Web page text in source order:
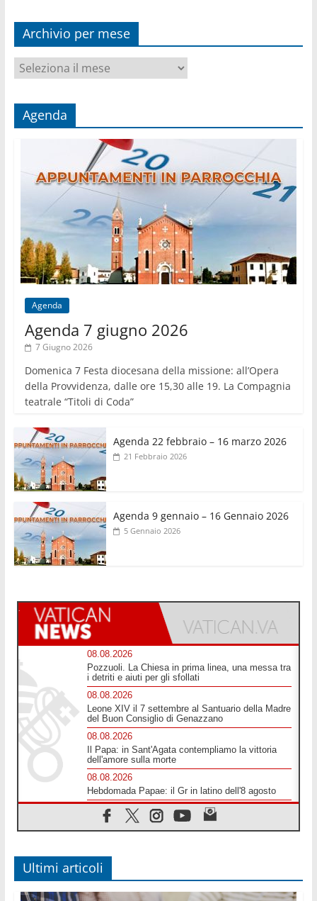
Archivio per mese
Archivio
per
Agenda
Agenda
Agenda 7 giugno 2026
7 Giugno 2026
Domenica 7 Festa diocesana della missione: all’Opera
della Provvidenza, dalle ore 15,30 alle 19. La Compagnia
teatrale “Titoli di Coda”
Agenda 22 febbraio – 16 marzo 2026
21 Febbraio 2026
Agenda 9 gennaio – 16 Gennaio 2026
5 Gennaio 2026
08.08.2026
Pozzuoli. La Chiesa in prima linea, una messa tra
i detriti e aiuti per gli sfollati
08.08.2026
Leone XIV il 7 settembre al Santuario della Madre
del Buon Consiglio di Genazzano
08.08.2026
Il Papa: in Sant'Agata contempliamo la vittoria
dell'amore sulla morte
08.08.2026
Hebdomada Papae: il Gr in latino dell'8 agosto
08.08.2026
Spin Time, Reina: Cristo non abita nei palazzi del
potere ma si identifica coi senzatetto
SIGNIS 2026, la comunicazione al servizio del
Vangelo
08.08.2026
Ultimi articoli